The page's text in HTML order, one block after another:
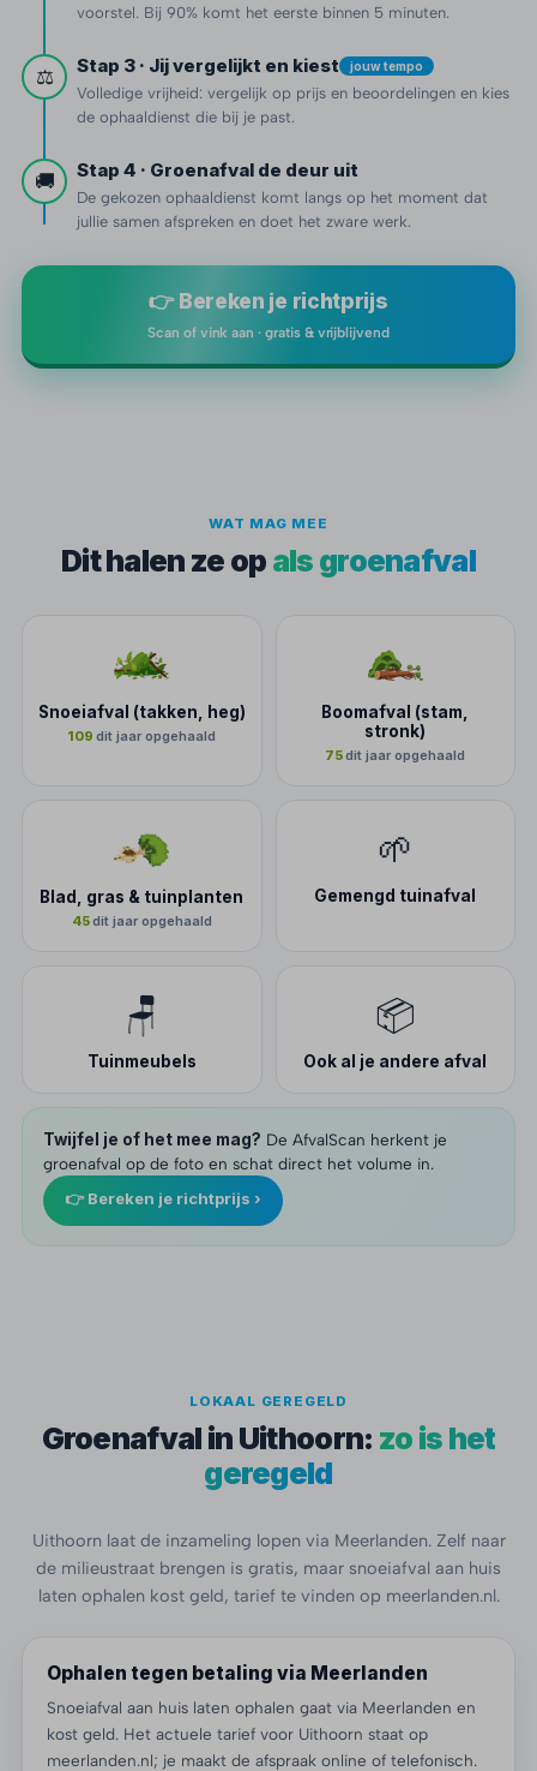
voorstel. Bij 90% komt het eerste binnen 5 minuten.
⚖️ Stap 3 · Jij vergelijkt en kiest jouw tempo
Volledige vrijheid: vergelijk op prijs en beoordelingen en kies
de ophaaldienst die bij je past.
🚚 Stap 4 · Groenafval de deur uit
De gekozen ophaaldienst komt langs op het moment dat
jullie samen afspreken en doet het zware werk.
👉 Bereken je richtprijs
Scan of vink aan · gratis & vrijblijvend
WAT MAG MEE
Dit halen ze op als groenafval
Snoeiafval (takken, heg)
109dit jaar opgehaald
Boomafval (stam,
stronk)
75dit jaar opgehaald
Blad, gras & tuinplanten
45dit jaar opgehaald
🌱
Gemengd tuinafval
🪑
Tuinmeubels
📦
Ook al je andere afval
Twijfel je of het mee mag? De AfvalScan herkent je
groenafval op de foto en schat direct het volume in.
👉 Bereken je richtprijs ›
LOKAAL GEREGELD
Groenafval in Uithoorn: zo is het
geregeld
Uithoorn laat de inzameling lopen via Meerlanden. Zelf naar
de milieustraat brengen is gratis, maar snoeiafval aan huis
laten ophalen kost geld, tarief te vinden op meerlanden.nl.
Ophalen tegen betaling via Meerlanden
Snoeiafval aan huis laten ophalen gaat via Meerlanden en
kost geld. Het actuele tarief voor Uithoorn staat op
meerlanden.nl; je maakt de afspraak online of telefonisch.